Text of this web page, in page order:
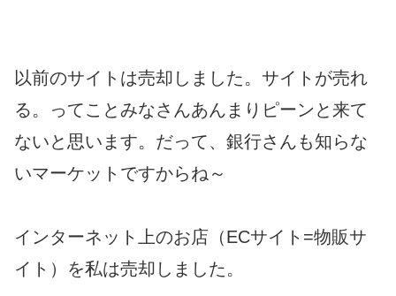
以前のサイトは売却しました。サイトが売れ
る。ってことみなさんあんまりピーンと来て
ないと思います。だって、銀行さんも知らな
いマーケットですからね～
インターネット上のお店（ECサイト=物販サ
イト）を私は売却しました。